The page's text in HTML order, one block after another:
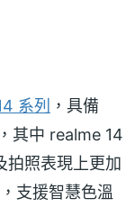
系列
，具備
其中 realme 14
拍照表現上更加
支援智慧色溫